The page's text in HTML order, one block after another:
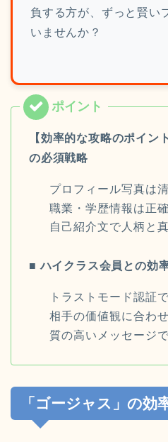
負する方が、ずっと賢い
いませんか？
【効率的な攻略のポイン
の必須戦略
プロフィール写真は
職業・学歴情報は正
自己紹介文で人柄と
■ ハイクラス会員との効
トラストモード認証
相手の価値観に合わ
質の高いメッセージ
「ゴージャス」の効